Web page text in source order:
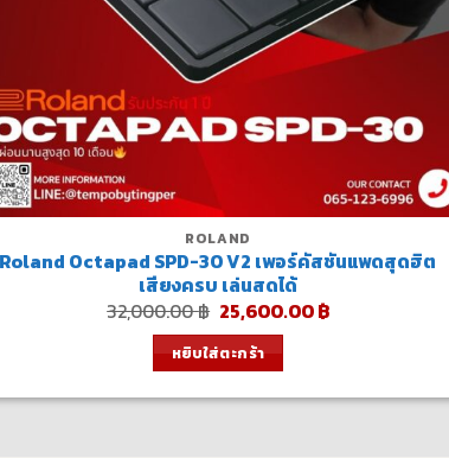
ROLAND
Roland Octapad SPD-30 V2 เพอร์คัสชันแพดสุดฮิต
เสียงครบ เล่นสดได้
32,000.00฿ Original
price
was:
32,000.00 ฿.
25,600.00฿Current
หยิบใส่ตะกร้า